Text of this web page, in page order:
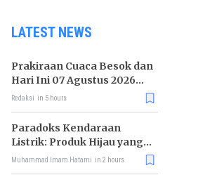
LATEST NEWS
Prakiraan Cuaca Besok dan
Hari Ini 07 Agustus 2026
untuk Wilayah DKI Jakarta
Redaksi in 5 hours
Paradoks Kendaraan
Listrik: Produk Hijau yang
Ancam Hutan Tropis
Muhammad Imam Hatami in 2 hours